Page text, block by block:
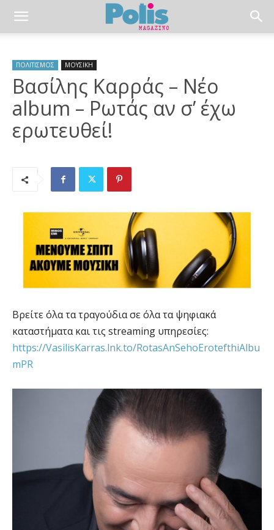
ΠΟΛΙΤΙΣΜΟΣ ΜΟΥΣΙΚΗ
Βασίλης Καρράς – Νέο
album – Ρωτάς αν σ’ έχω
ερωτευθεί!
Βρείτε όλα τα τραγούδια σε όλα τα ψηφιακά
καταστήματα και τις streaming υπηρεσίες:
https://VasilisKarras.lnk.to/RotasAnSehoErotefthiAlbu
mPR